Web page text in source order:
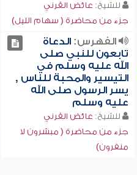
للشيخ: عائض القرني
جزء من محاضرة ( سهام الليل)
الفهرس:الدعاة
تابعون للنبي صلى
الله عليه وسلم في
التيسير والمحبة للناس ,
يسر الرسول صلى الله
عليه وسلم
للشيخ: عائض القرني
جزء من محاضرة ( مبشرون لا
منفرون)